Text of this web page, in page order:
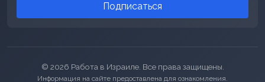
Подписаться
© 2026 Работа в Израиле. Все права защищены.
Информация на сайте предоставлена для ознакомления.